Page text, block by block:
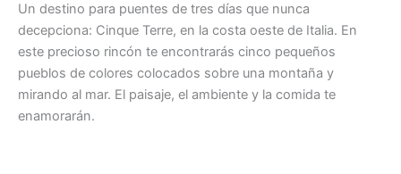
Un destino para puentes de tres días que nunca
decepciona: Cinque Terre, en la costa oeste de Italia. En
este precioso rincón te encontrarás cinco pequeños
pueblos de colores colocados sobre una montaña y
mirando al mar. El paisaje, el ambiente y la comida te
enamorarán.